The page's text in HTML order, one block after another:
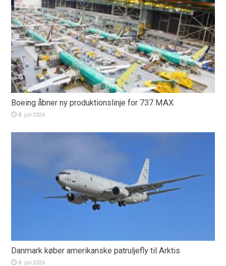
Boeing åbner ny produktionslinje for 737 MAX
8. juli 2026
Danmark køber amerikanske patruljefly til Arktis
8. juli 2026